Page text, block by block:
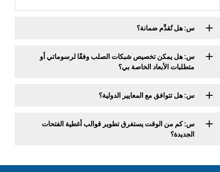
س: هل تُقدَّم ضمانة؟
س: هل يمكن تخصيص شبكات الصلب وفقًا لرسوماتي أو
متطلبات الأبعاد الخاصة بي؟
س: هل تتوافق مع المعايير الدولية؟
س: كم من الوقت يستغرق تطوير قوالب أغطية الفتحات
الجديدة؟